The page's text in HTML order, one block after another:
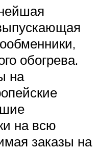
обогрева.
на
на всю
заказы на